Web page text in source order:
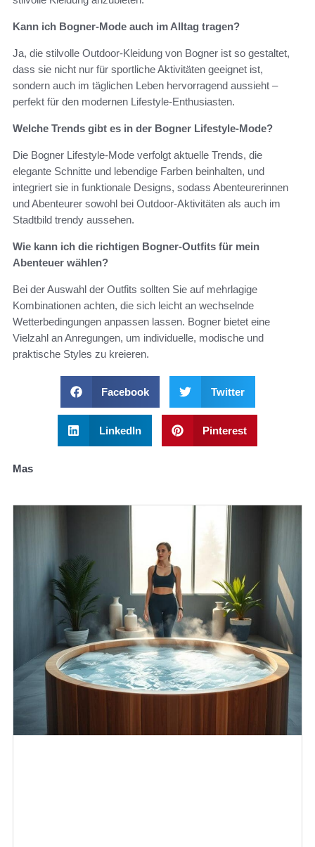
Kann ich Bogner-Mode auch im Alltag tragen?
Ja, die stilvolle Outdoor-Kleidung von Bogner ist so gestaltet,
dass sie nicht nur für sportliche Aktivitäten geeignet ist,
sondern auch im täglichen Leben hervorragend aussieht –
perfekt für den modernen Lifestyle-Enthusiasten.
Welche Trends gibt es in der Bogner Lifestyle-Mode?
Die Bogner Lifestyle-Mode verfolgt aktuelle Trends, die
elegante Schnitte und lebendige Farben beinhalten, und
integriert sie in funktionale Designs, sodass Abenteurerinnen
und Abenteurer sowohl bei Outdoor-Aktivitäten als auch im
Stadtbild trendy aussehen.
Wie kann ich die richtigen Bogner-Outfits für mein
Abenteuer wählen?
Bei der Auswahl der Outfits sollten Sie auf mehrlagige
Kombinationen achten, die sich leicht an wechselnde
Wetterbedingungen anpassen lassen. Bogner bietet eine
Vielzahl an Anregungen, um individuelle, modische und
praktische Styles zu kreieren.
Facebook Twitter
LinkedIn Pinterest
Mas